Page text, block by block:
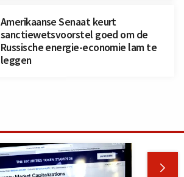
Amerikaanse Senaat keurt
sanctiewetsvoorstel goed om de
Russische energie-economie lam te
leggen
